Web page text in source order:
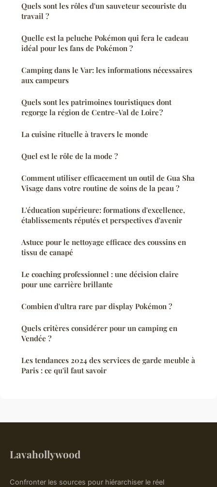
Quels sont les rôles d'un sauveteur secouriste du
travail ?
Quelle est la peluche Pokémon qui fera le cadeau
idéal pour les fans de Pokémon ?
Camping dans le Var: les informations nécessaires
aux campeurs
Quels sont les patrimoines touristiques dont
regorge la région de Centre-Val de Loire ?
La cuisine rituelle à travers le monde
Quel est le rôle de la mode ?
Comment utiliser efficacement un outil de Gua Sha
Visage dans votre routine de soins de la peau ?
L'éducation supérieure: formations d'excellence,
établissements réputés et perspectives d'avenir
Astuce pour le nettoyage efficace des coussins en
tissu de canapé
Le coaching professionnel : une décision claire
pour une carrière brillante
Combien d'ultra rare par display Pokémon ?
Quels critères considérer pour un camping en
Vendée ?
Les tendances 2024 des services de garde meuble à
Paris : ce qu'il faut savoir
Lavahollywood
Confronter les sources pour hiérarchiser le réel